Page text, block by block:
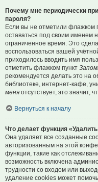
Почему мне периодически
пароля?
Если вы не отметили флажком
оставаться под своим именем
ограниченное время. Это
воспользоваться вашей
приходилось вводить имя
отметить флажком пункт
рекомендуется делать это на
библиотеке, интернет-кафе,
меня отсутствует, это значит,
Вернуться к началу
Что делает функция
Она удаляет все созданные
авторизованным на этой
функции, такие как
возможность включена
трудности со входом или
удаление cookies может помочь.